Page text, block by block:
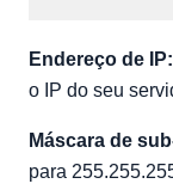
Endereço de IP:
o IP do seu
Máscara de
para